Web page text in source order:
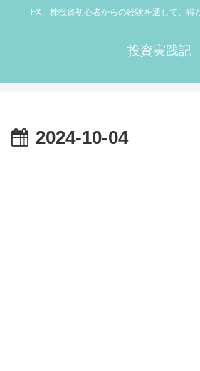
FX、株投資初心者からの経験を通して、得
投資実践記
2024-10-04